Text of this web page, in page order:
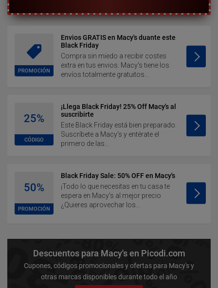
PROMOCIÓN
Envios GRATIS en Macy's duante este
Black Friday
Compra sin miedo a recibir costes
extra en tus envios. Macy's tiene los
envíos totalmente gratuitos...
25%
CÓDIGO
¡Llega Black Friday! 25% Off Macy's al
suscribirte
Este Black Friday está bien preparado.
Suscríbete a Macy's y entérate el
primero de las...
50%
PROMOCIÓN
Black Friday Sale: 50% OFF en Macy's
¡Todo lo que necesitas en tu casa te
espera en Macy's al mejor precio
¿Quieres aprovechar los...
Descuentos para Macy's en Picodi.com
Cupones, códigos promocionales y ofertas para Macy's y
otras marcas disponibles durante todo el año